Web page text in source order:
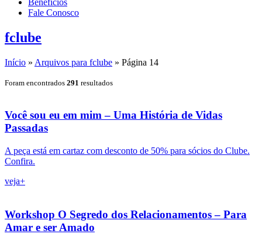
Benefícios
Fale Conosco
fclube
Início » Arquivos para fclube » Página 14
Foram encontrados 291 resultados
Você sou eu em mim – Uma História de Vidas
Passadas
A peça está em cartaz com desconto de 50% para sócios do Clube.
Confira.
veja+
Workshop O Segredo dos Relacionamentos – Para
Amar e ser Amado